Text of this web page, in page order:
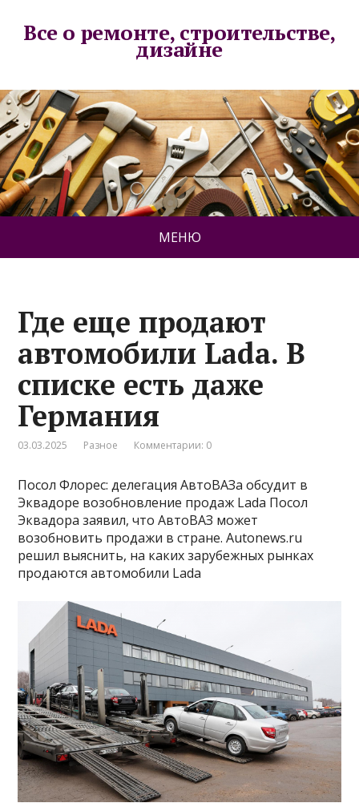
Все о ремонте, строительстве,
дизайне
МЕНЮ
Где еще продают
автомобили Lada. В
списке есть даже
Германия
03.03.2025 Разное Комментарии: 0
Посол Флорес: делегация АвтоВАЗа обсудит в
Эквадоре возобновление продаж Lada Посол
Эквадора заявил, что АвтоВАЗ может
возобновить продажи в стране. Autonews.ru
решил выяснить, на каких зарубежных рынках
продаются автомобили Lada